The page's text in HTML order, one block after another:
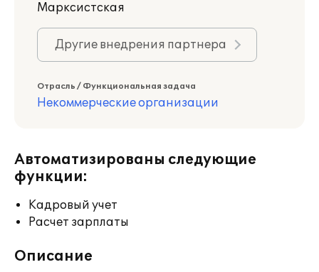
Марксистская
Другие внедрения партнера
Отрасль / Функциональная задача
Некоммерческие организации
Автоматизированы следующие
функции:
Кадровый учет
Расчет зарплаты
Описание